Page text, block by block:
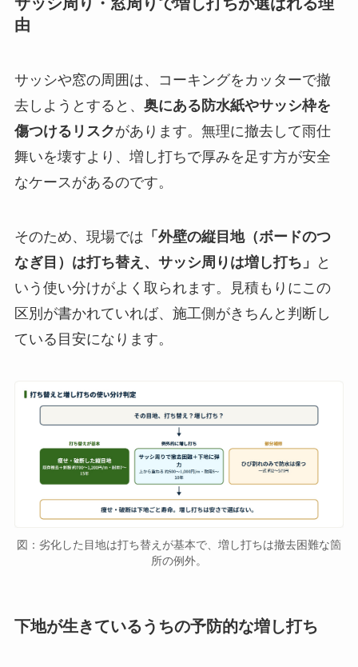
由
サッシや窓の周囲は、コーキングをカッターで撤
去しようとすると、 奥にある防水紙やサッシ枠を
傷つけるリスクがあります。無理に撤去して雨仕
舞いを壊すより、増し打ちで厚みを足す方が安全
なケースがあるのです。
そのため、現場では 「外壁の縦目地（ボードのつ
なぎ目）は打ち替え、サッシ周りは増し打ち」
と
いう使い分けがよく取られます。見積もりにこの
区別が書かれていれば、施工側がきちんと判断し
ている目安になります。
図：劣化した目地は打ち替えが基本で、増し打ちは撤去困難な箇
所の例外。
下地が生きているうちの予防的な増し打ち